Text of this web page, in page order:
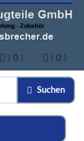
( 0 ) ( 0 )
Suchen